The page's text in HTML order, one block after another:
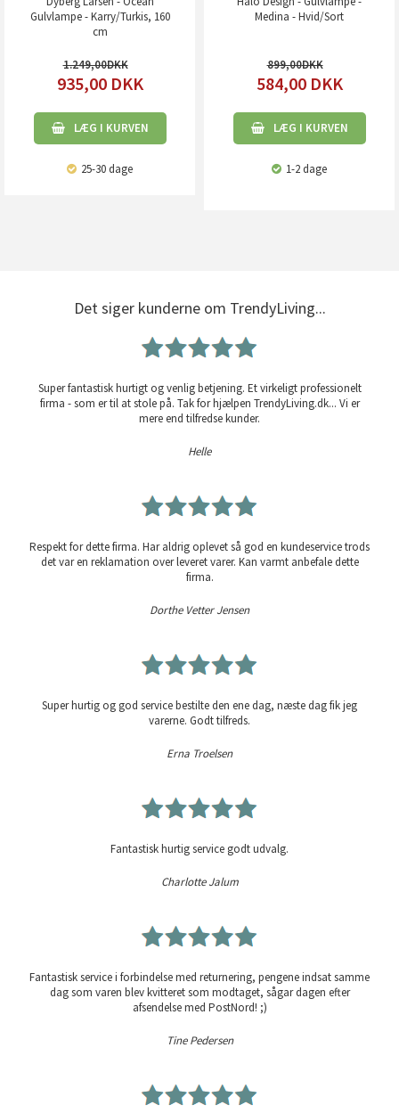
Gulvlampe - Karry/Turkis, 160
cm
1.249,00
935,00 DKK
LÆG I KURVEN
25-30 dage
Medina - Hvid/Sort
899,00
584,00 DKK
LÆG I KURVEN
1-2 dage
Det siger kunderne om TrendyLiving...
Super fantastisk hurtigt og venlig betjening. Et virkeligt professionelt
firma - som er til at stole på. Tak for hjælpen TrendyLiving.dk... Vi er
mere end tilfredse kunder.
Helle
Respekt for dette firma. Har aldrig oplevet så god en kundeservice trods
det var en reklamation over leveret varer. Kan varmt anbefale dette
firma.
Dorthe Vetter Jensen
Super hurtig og god service bestilte den ene dag, næste dag fik jeg
varerne. Godt tilfreds.
Erna Troelsen
Fantastisk hurtig service godt udvalg.
Charlotte Jalum
Fantastisk service i forbindelse med returnering, pengene indsat samme
dag som varen blev kvitteret som modtaget, sågar dagen efter
afsendelse med PostNord! ;)
Tine Pedersen